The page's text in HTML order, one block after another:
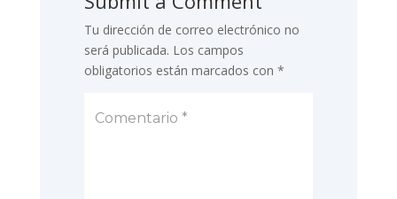
Tu dirección de correo electrónico no
será publicada. Los campos
obligatorios están marcados con *